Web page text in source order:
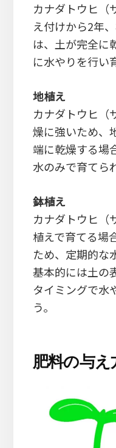
カナダトウヒ（
え付けから2年
は、土が完全に
に水やりを行い
地植え
カナダトウヒ（
燥に強いため、
端に乾燥する場
水のみで育てら
鉢植え
カナダトウヒ（
植えで育てる場
ため、定期的な
基本的には土の
タイミングで水
う。
肥料の与え